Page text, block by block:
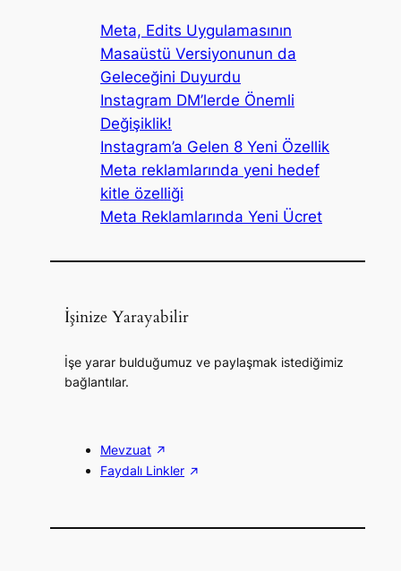
Meta, Edits Uygulamasının
Masaüstü Versiyonunun da
Geleceğini Duyurdu
Instagram DM’lerde Önemli
Değişiklik!
Instagram’a Gelen 8 Yeni Özellik
Meta reklamlarında yeni hedef
kitle özelliği
Meta Reklamlarında Yeni Ücret
İşinize Yarayabilir
İşe yarar bulduğumuz ve paylaşmak istediğimiz
bağlantılar.
Mevzuat
Faydalı Linkler